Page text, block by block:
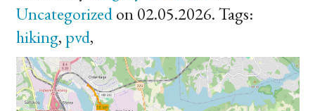
Uncategorizedon 02.05.2026. Tags:
hiking, pvd,